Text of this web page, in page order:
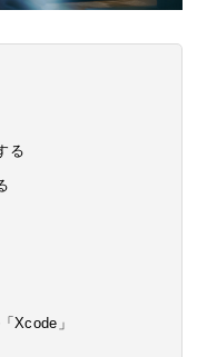
る
Xcode」